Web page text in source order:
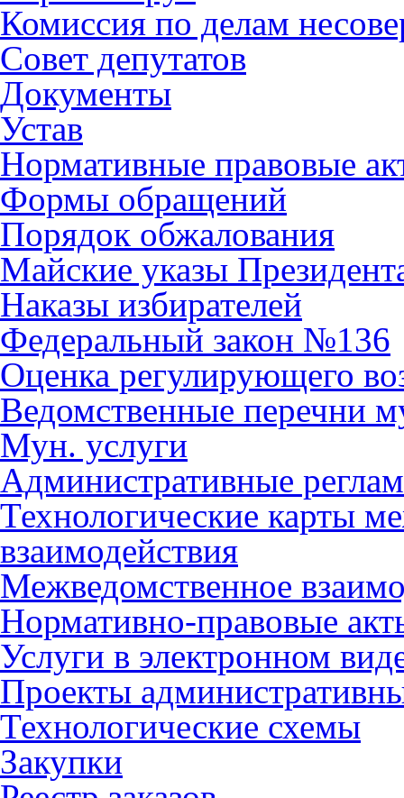
Комиссия по делам
Совет депутатов
Документы
Устав
Нормативные правовые
Формы обращений
Порядок обжалования
Майские указы
Наказы избирателей
Федеральный закон №136
Оценка регулирующего
Ведомственные перечни
Мун. услуги
Административные
Технологические карты
взаимодействия
Межведомственное
Нормативно-правовые
Услуги в электронном
Проекты
Технологические схемы
Закупки